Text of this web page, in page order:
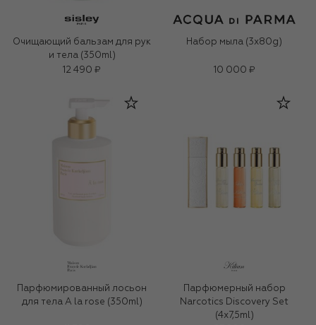
Очищающий бальзам для рук
и тела (350ml)
12 490 ₽
Набор мыла (3x80g)
10 000 ₽
Парфюмированный лосьон
для тела A la rose (350ml)
Парфюмерный набор
Narcotics Discovery Set
(4x7,5ml)